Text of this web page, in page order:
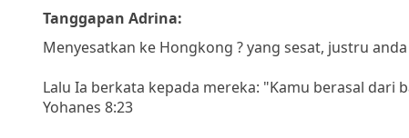
Tanggapan Adrina:
Menyesatkan ke Hongkong ? yang sesat, justru anda
Lalu Ia berkata kepada mereka: "Kamu berasal dari
Yohanes 8:23